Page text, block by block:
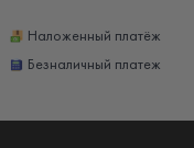
Наложенный платёж
Безналичный платеж